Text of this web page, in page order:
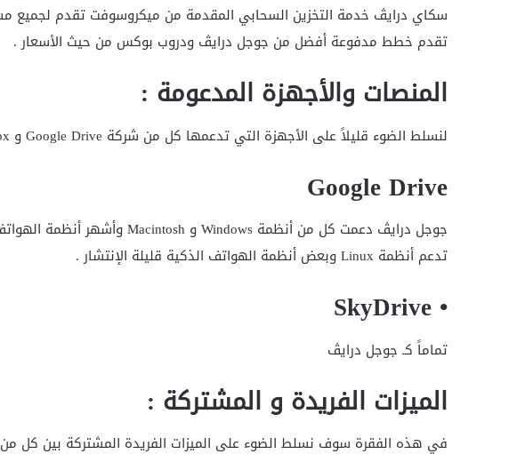
تقدم خطط مدفوعة أفضل من جوجل درايڤ ودروب بوكس من حيث الأسعار .
المنصات والأجهزة المدعومة :
لنسلط الضوء قليلاً على الأجهزة التي تدعمها كل من شركة Google Drive و Dropbox و SkyDrive .
Google Drive
تدعم أنظمة Linux وبعض أنظمة الهواتف الذكية قليلة الإنتشار .
• SkyDrive
تماماً كـ جوجل درايڤ
الميزات الفريدة و المشتركة :
في هذه الفقرة سوف نسلط الضوء على الميزات الفريدة المشتركة بين كل من Google Drive و Dropbox و SkyDrive .